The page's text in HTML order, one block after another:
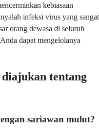
kebiasaan
infeksi virus yang sangat
orang dewasa di seluruh
dapat mengelolanya
tentang
sariawan mulut?